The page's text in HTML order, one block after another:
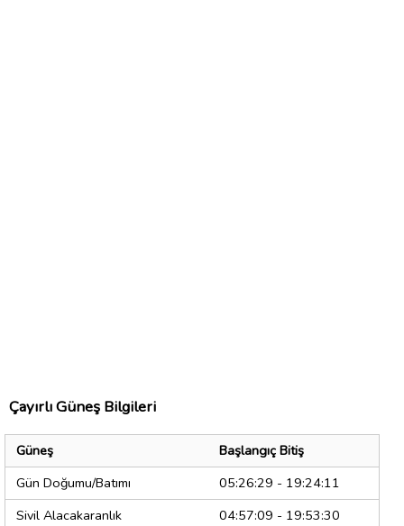
Çayırlı Güneş Bilgileri
Güneş
Başlangıç Bitiş
Gün Doğumu/Batımı
05:26:29 - 19:24:11
Sivil Alacakaranlık
04:57:09 - 19:53:30